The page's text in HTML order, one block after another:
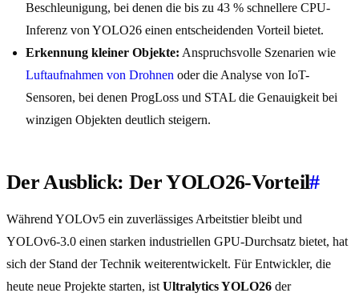
Beschleunigung, bei denen die bis zu 43 % schnellere CPU-
Inferenz von YOLO26 einen entscheidenden Vorteil bietet.
Erkennung kleiner Objekte: Anspruchsvolle Szenarien wie
Luftaufnahmen von Drohnen oder die Analyse von IoT-
Sensoren, bei denen ProgLoss und STAL die Genauigkeit bei
winzigen Objekten deutlich steigern.
Der Ausblick: Der YOLO26-Vorteil#
Während YOLOv5 ein zuverlässiges Arbeitstier bleibt und
YOLOv6-3.0 einen starken industriellen GPU-Durchsatz bietet, hat
sich der Stand der Technik weiterentwickelt. Für Entwickler, die
heute neue Projekte starten, ist Ultralytics YOLO26 der